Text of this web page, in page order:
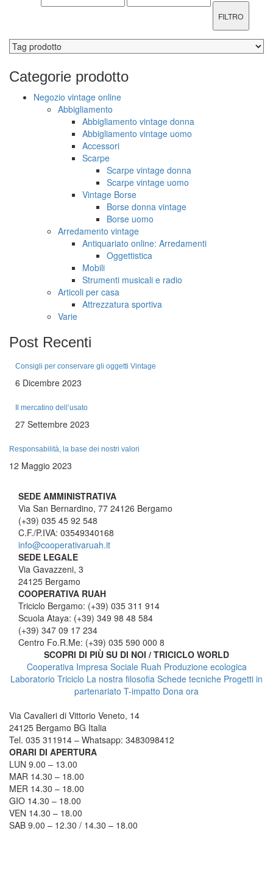
FILTRO
Categorie prodotto
Negozio vintage online
Abbigliamento
Abbigliamento vintage donna
Abbigliamento vintage uomo
Accessori
Scarpe
Scarpe vintage donna
Scarpe vintage uomo
Vintage Borse
Borse donna vintage
Borse uomo
Arredamento vintage
Antiquariato online: Arredamenti
Oggettistica
Mobili
Strumenti musicali e radio
Articoli per casa
Attrezzatura sportiva
Varie
Post Recenti
Consigli per conservare gli oggetti Vintage
6 Dicembre 2023
Il mercatino dell’usato
27 Settembre 2023
Responsabilità, la base dei nostri valori
12 Maggio 2023
SEDE AMMINISTRATIVA
Via San Bernardino, 77 24126 Bergamo
(+39) 035 45 92 548
C.F./P.IVA: 03549340168
info@cooperativaruah.it
SEDE LEGALE
Via Gavazzeni, 3
24125 Bergamo
COOPERATIVA RUAH
Triciclo Bergamo: (+39) 035 311 914
Scuola Ataya: (+39) 349 98 48 584
(+39) 347 09 17 234
Centro Fo.R.Me: (+39) 035 590 000 8
SCOPRI DI PIÙ SU DI NOI / TRICICLO WORLD
Cooperativa Impresa Sociale Ruah Produzione ecologica
Laboratorio Triciclo La nostra filosofia Schede tecniche Progetti in
partenariato T-impatto Dona ora
Via Cavalieri di Vittorio Veneto, 14
24125 Bergamo BG Italia
Tel. 035 311914 – Whatsapp: 3483098412
ORARI DI APERTURA
LUN 9.00 – 13.00
MAR 14.30 – 18.00
MER 14.30 – 18.00
GIO 14.30 – 18.00
VEN 14.30 – 18.00
SAB 9.00 – 12.30 / 14.30 – 18.00